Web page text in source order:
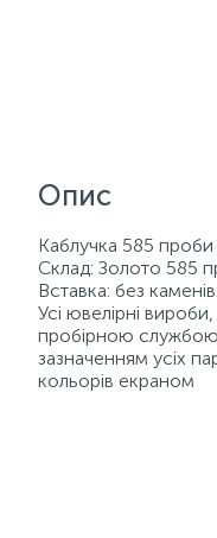
Опис
Каблучка 585 проби
Склад: Золото 585
Вставка: без каменів.
Усі ювелірні
пробірною службою
зазначенням усіх
кольорів екраном